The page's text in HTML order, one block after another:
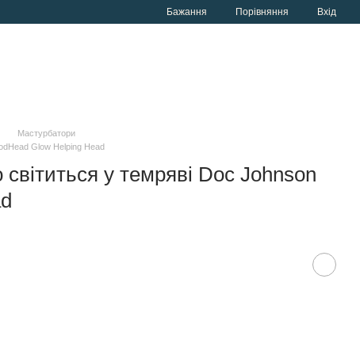
Бажання Порівняння Вхід
Мастурбатори
Glow Helping Head
у темряві Doc Johnson